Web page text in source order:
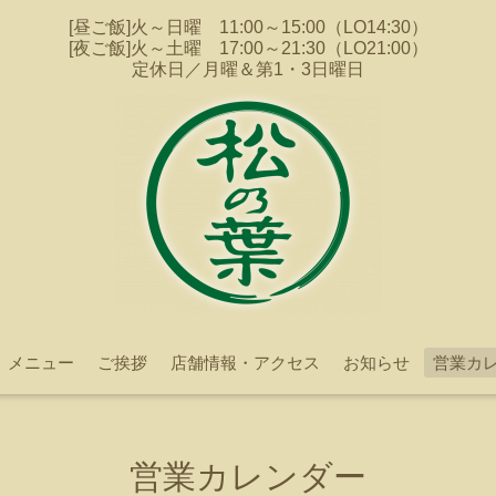
[昼ご飯]火～日曜 11:00～15:00（LO14:30）
[夜ご飯]火～土曜 17:00～21:30（LO21:00）
定休日／月曜＆第1・3日曜日
メニュー ご挨拶 店舗情報・アクセス お知らせ 営業カ
営業カレンダー